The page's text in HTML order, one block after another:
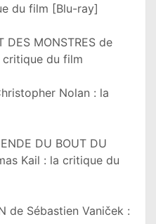
du film [Blu-ray]
DES MONSTRES de
du film
Nolan : la
DU BOUT DU
Kail : la critique du
de Sébastien Vaniček :